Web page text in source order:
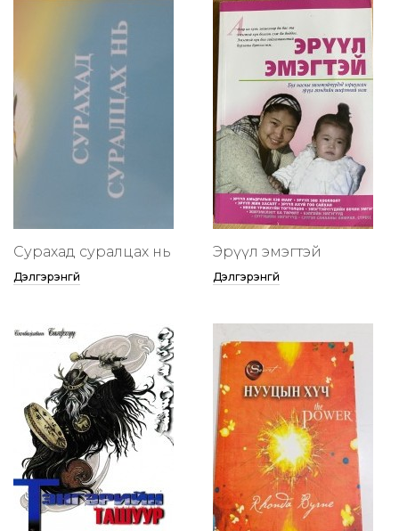
Сурахад суралцах нь
Дэлгэрэнгүй
Эрүүл эмэгтэй
Дэлгэрэнгүй